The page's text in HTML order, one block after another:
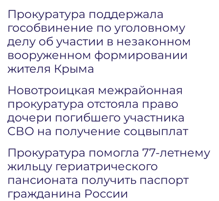
Прокуратура поддержала
гособвинение по уголовному
делу об участии в незаконном
вооруженном формировании
жителя Крыма
Новотроицкая межрайонная
прокуратура отстояла право
дочери погибшего участника
СВО на получение соцвыплат
Прокуратура помогла 77-летнему
жильцу гериатрического
пансионата получить паспорт
гражданина России